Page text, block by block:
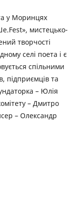
у Моринцях
мистецько-
творчості
селі поета і є
спільними
підприємців та
– Юлія
– Дмитро
– Олександр